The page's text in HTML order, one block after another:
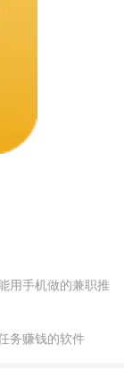
用手机做的兼职推
务赚钱的软件